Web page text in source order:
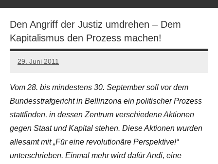
Den Angriff der Justiz umdrehen – Dem
Kapitalismus den Prozess machen!
29. Juni 2011
admin
Vom 28. bis mindestens 30. September soll vor dem
Bundesstrafgericht in Bellinzona ein politischer Prozess
stattfinden, in dessen Zentrum verschiedene Aktionen
gegen Staat und Kapital stehen. Diese Aktionen wurden
allesamt mit „Für eine revolutionäre Perspektive!“
unterschrieben. Einmal mehr wird dafür Andi, eine